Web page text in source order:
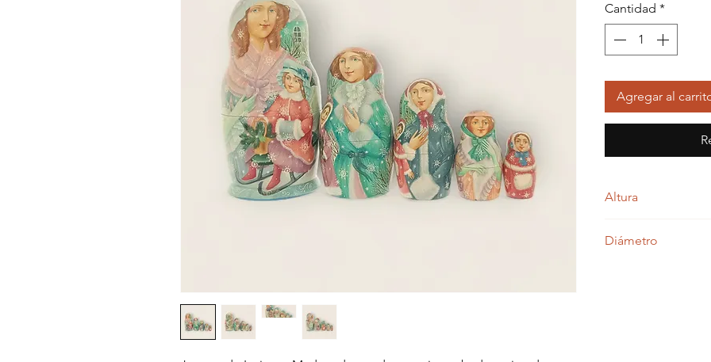
Cantidad *
Agregar al
Altura
Diámetro